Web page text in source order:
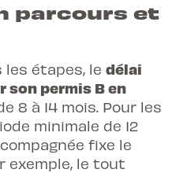
parcours et
étapes, le délai
permis B en
8 à 14 mois. Pour les
minimale de 12
fixe le
exemple, le tout